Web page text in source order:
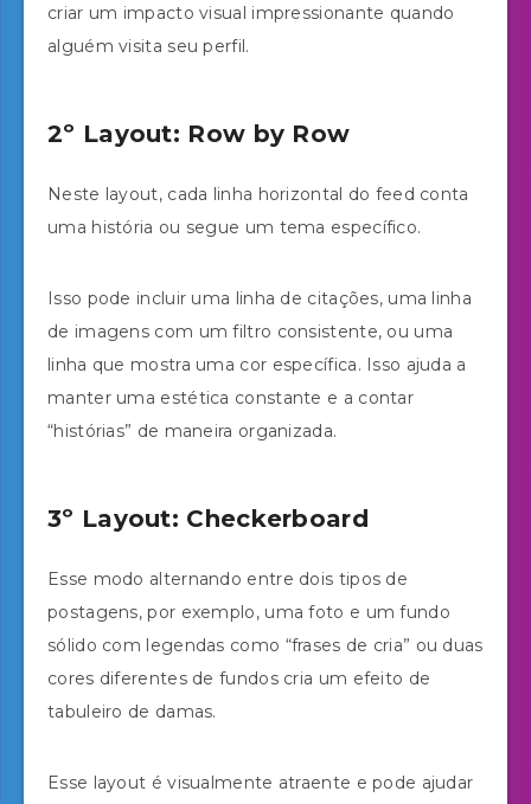
criar um impacto visual impressionante quando
alguém visita seu perfil.
2º Layout: Row by Row
Neste layout, cada linha horizontal do feed conta
uma história ou segue um tema específico.
Isso pode incluir uma linha de citações, uma linha
de imagens com um filtro consistente, ou uma
linha que mostra uma cor específica. Isso ajuda a
manter uma estética constante e a contar
“histórias” de maneira organizada.
3º Layout: Checkerboard
Esse modo alternando entre dois tipos de
postagens, por exemplo, uma foto e um fundo
sólido com legendas como “frases de cria” ou duas
cores diferentes de fundos cria um efeito de
tabuleiro de damas.
Esse layout é visualmente atraente e pode ajudar